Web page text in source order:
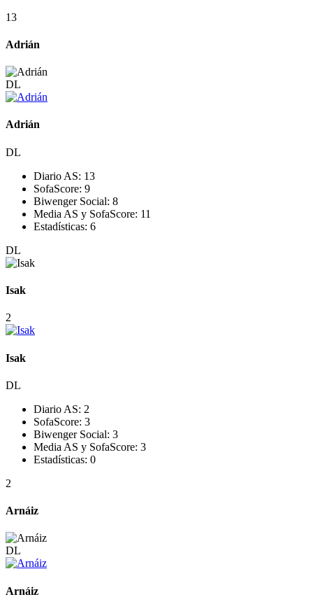
13
Adrián
DL
Adrián
DL
Diario AS: 13
SofaScore: 9
Biwenger Social: 8
Media AS y SofaScore: 11
Estadísticas: 6
DL
Isak
2
Isak
DL
Diario AS: 2
SofaScore: 3
Biwenger Social: 3
Media AS y SofaScore: 3
Estadísticas: 0
2
Arnáiz
DL
Arnáiz